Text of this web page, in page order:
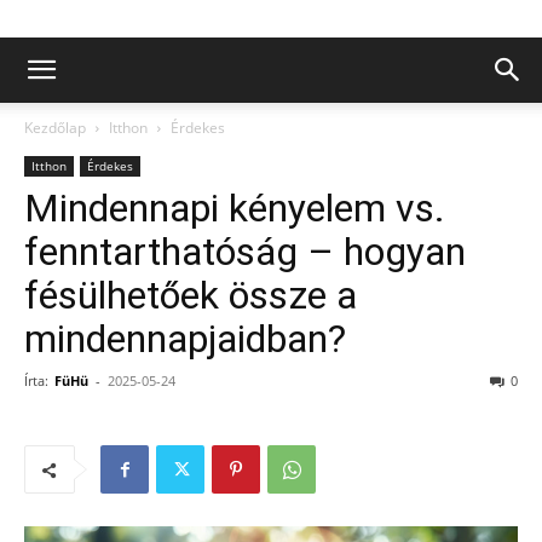
Kezdőlap Itthon Érdekes
Itthon Érdekes
Mindennapi kényelem vs.
fenntarthatóság – hogyan
fésülhetőek össze a
mindennapjaidban?
Írta: FüHü - 2025-05-24 0